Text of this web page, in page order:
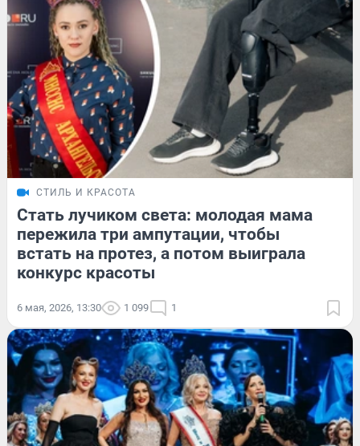
СТИЛЬ И КРАСОТА
Стать лучиком света: молодая мама
пережила три ампутации, чтобы
встать на протез, а потом выиграла
конкурс красоты
6 мая, 2026, 13:30 1 099 1